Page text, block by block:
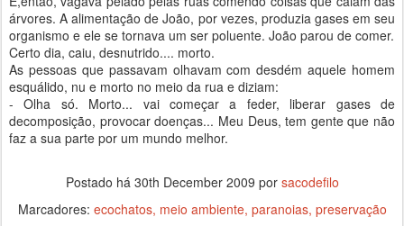
árvores. A alimentação de João, por vezes, produzia gases em seu
organismo e ele se tornava um ser poluente. João parou de comer.
Certo dia, caiu, desnutrido.... morto.
As pessoas que passavam olhavam com desdém aquele homem
esquálido, nu e morto no meio da rua e diziam:
- Olha só. Morto... vai começar a feder, liberar gases de
decomposição, provocar doenças... Meu Deus, tem gente que não
faz a sua parte por um mundo melhor.
Postado há 30th December 2009 por sacodefilo
Marcadores: ecochatos meio ambiente paranoias preservação